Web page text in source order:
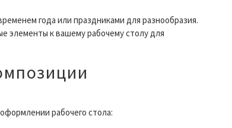
года или праздниками для разнообразия.
элементы к вашему рабочему столу для
рабочего стола: